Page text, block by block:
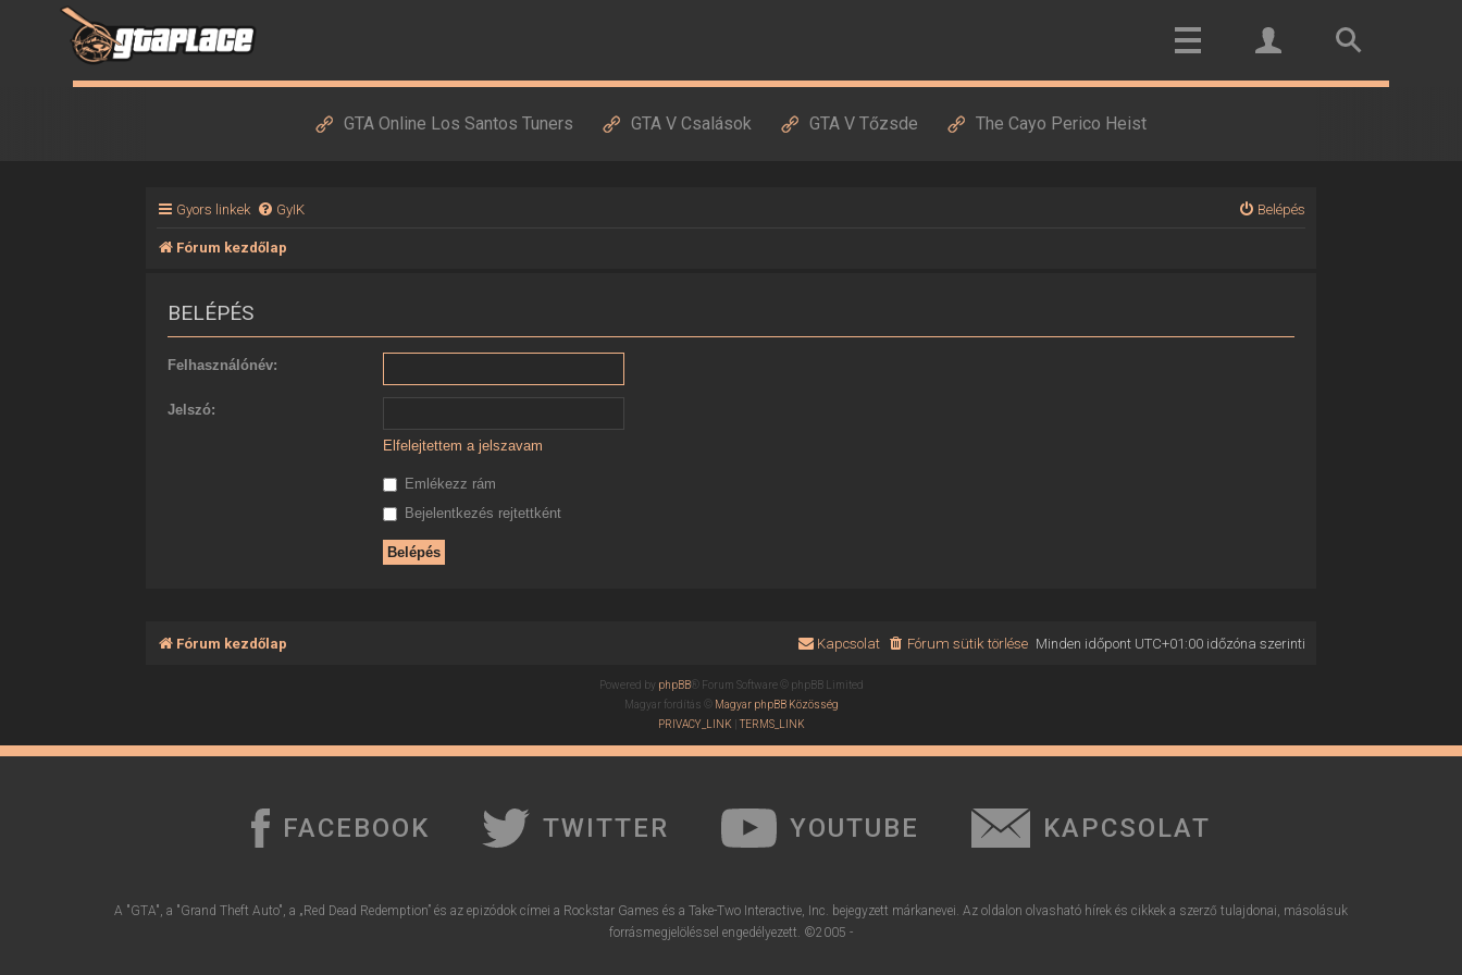
GTA Online Los Santos Tuners GTA V Csalások GTA V Tőzsde The Cayo Perico Heist
Gyors linkek GyIK Belépés
Fórum kezdőlap
BELÉPÉS
Felhasználónév:
Jelszó:
Elfelejtettem a jelszavam
Emlékezz rám
Bejelentkezés rejtettként
Fórum kezdőlap Minden időpont UTC+01:00időzóna szerinti
Fórum sütik törlése
Kapcsolat
Powered by phpBB® Forum Software © phpBB Limited
Magyar fordítás © Magyar phpBB Közösség
PRIVACY_LINK |TERMS_LINK
FACEBOOK TWITTER YOUTUBE KAPCSOLAT
A "GTA", a "Grand Theft Auto", a „Red Dead Redemption” és az epizódok címei a Rockstar Games és a Take-Two Interactive, Inc. bejegyzett márkanevei. Az oldalon olvasható hírek és cikkek a szerző tulajdonai, másolásuk
forrásmegjelöléssel engedélyezett. ©2005 -